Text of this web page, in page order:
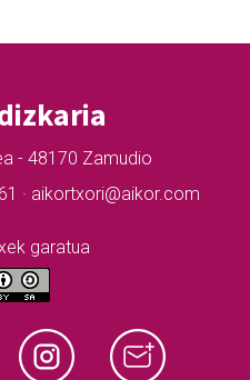
- 48170 Zamudio
· aikortxori@aikor.com
garatua